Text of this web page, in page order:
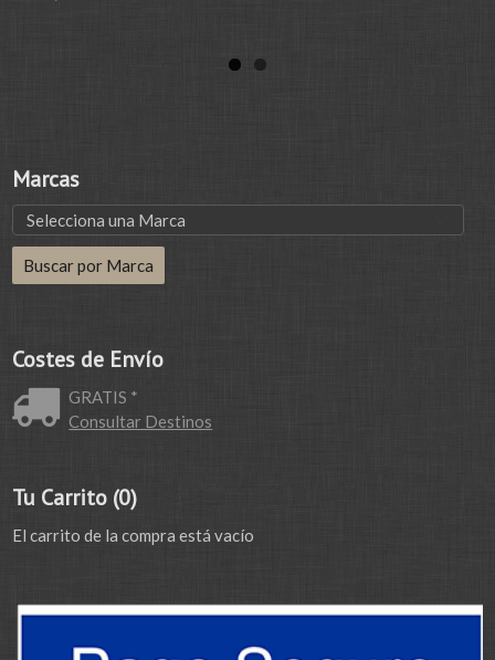
Marcas
Costes de Envío
GRATIS *
Consultar Destinos
Tu Carrito (0)
El carrito de la compra está vacío